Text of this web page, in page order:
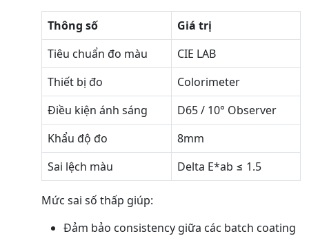
Thông số
Giá trị
Tiêu chuẩn đo màu
CIE LAB
Thiết bị đo
Colorimeter
Điều kiện ánh sáng
D65 / 10° Observer
Khẩu độ đo
8mm
Sai lệch màu
Delta E*ab ≤ 1.5
Mức sai số thấp giúp:
Đảm bảo consistency giữa các batch coating